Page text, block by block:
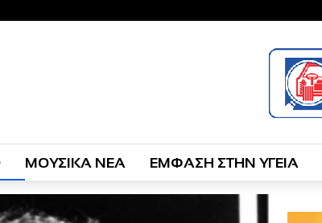
ΜΟΥΣΙΚΑ ΝΕΑ ΕΜΦΑΣΗ ΣΤΗΝ ΥΓΕΙΑ